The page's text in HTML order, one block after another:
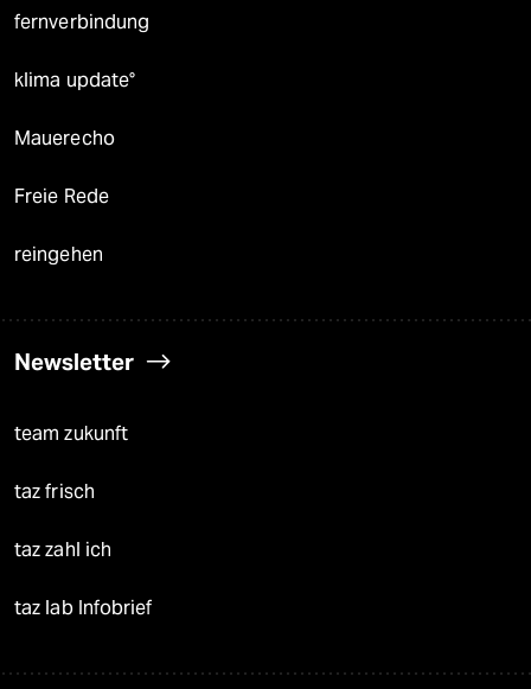
fernverbindung
klima update°
Mauerecho
Freie Rede
reingehen
Newsletter
team zukunft
taz frisch
taz zahl ich
taz lab Infobrief